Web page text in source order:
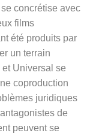
concrétise avec
films
été produits par
un terrain
Universal se
coproduction
juridiques
de
peuvent se